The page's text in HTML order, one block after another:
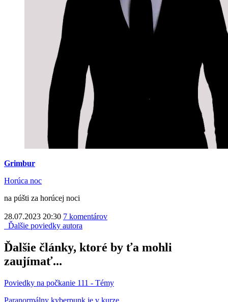
Grimbur
Horúca noc
na púšti za horúcej noci
28.07.2023 20:30 7 komentárov
Ďalšie poviedky autora
Ďalšie články, ktoré by ťa mohli
zaujímať...
Poviedky na počkanie 111 - Témy
Paranormálny kyberpunk je v kurze